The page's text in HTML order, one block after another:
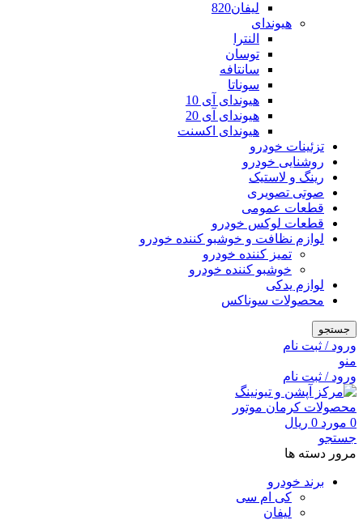
لیفان820
هیوندای
النترا
توسان
سانتافه
سوناتا
هیوندای آی 10
هیوندای آی 20
هیوندای اکسنت
تزئینات خودرو
روشنایی خودرو
رینگ و لاستیک
صوتی تصویری
قطعات عمومی
قطعات لوکس خودرو
لوازم نظافت و خوشبو کننده خودرو
تمیز کننده خودرو
خوشبو کننده خودرو
لوازم یدکی
محصولات سوناکس
جستجو
ورود / ثبت نام
منو
ورود / ثبت نام
0 مورد 0 ریال
جستجو
مرور دسته ها
برند خودرو
کی ام سی
لیفان